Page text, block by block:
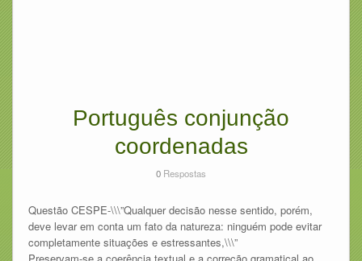
Português conjunção
coordenadas
0 Respostas
Questão CESPE-\\\”Qualquer decisão nesse sentido, porém,
deve levar em conta um fato da natureza: ninguém pode evitar
completamente situações e estressantes,\\\”